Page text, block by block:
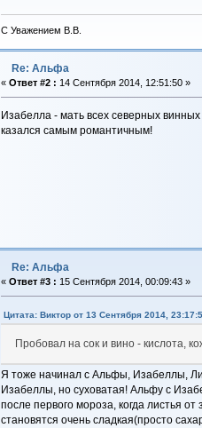
С Уважением В.В.
Re: Альфа
« Ответ #2 : 14 Сентября 2014, 12:51:50 »
Изабелла - мать всех северных
казался самым романтичным!
Re: Альфа
« Ответ #3 : 15 Сентября 2014, 00:09:43 »
Цитата: Виктор от 13 Сентября 2014,
Пробовал на сок и вино - кислота,
Я тоже начинал с Альфы, Изабеллы,
Изабеллы, но суховатая! Альфу с
после первого мороза, когда листья
становятся очень сладкая(просто